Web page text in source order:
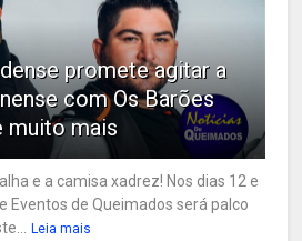
promete agitar a
com Os Barões
muito mais
e a camisa xadrez! Nos dias 12 e
Eventos de Queimados será palco
Leia mais